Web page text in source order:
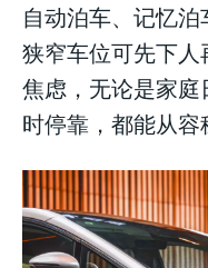
自动泊车、记忆泊
狭窄车位可先下
焦虑，无论是家
时停靠，都能从容